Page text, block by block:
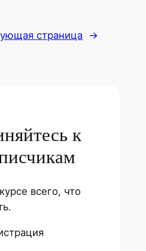
страница →
к
всего, что